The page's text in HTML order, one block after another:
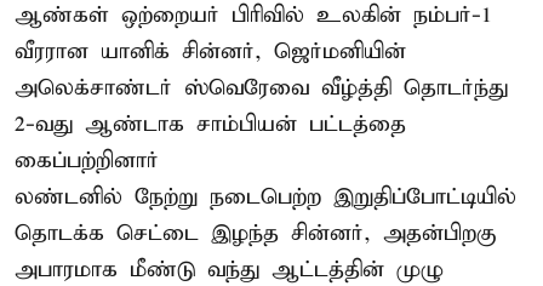
ஆண்கள் ஒற்றையர் பிரிவில் உலகின் நம்பர்-1
வீரரான யானிக் சின்னர், ஜெர்மனியின்
அலெக்சாண்டர் ஸ்வெரேவை வீழ்த்தி தொடர்ந்து
2-வது ஆண்டாக சாம்பியன் பட்டத்தை
கைப்பற்றினார்
லண்டனில் நேற்று நடைபெற்ற இறுதிப்போட்டியில்
தொடக்க செட்டை இழந்த சின்னர், அதன்பிறகு
அபாரமாக மீண்டு வந்து ஆட்டத்தின் முழு